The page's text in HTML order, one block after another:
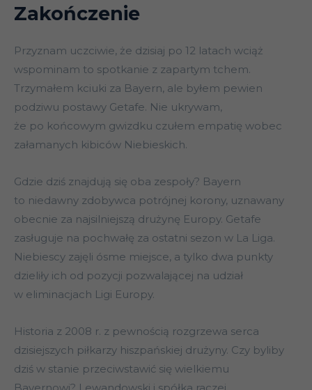
Zakończenie
Przyznam uczciwie, że dzisiaj po 12 latach wciąż
wspominam to spotkanie z zapartym tchem.
Trzymałem kciuki za Bayern, ale byłem pewien
podziwu postawy Getafe. Nie ukrywam,
że po końcowym gwizdku czułem empatię wobec
załamanych kibiców Niebieskich.
Gdzie dziś znajdują się oba zespoły? Bayern
to niedawny zdobywca potrójnej korony, uznawany
obecnie za najsilniejszą drużynę Europy. Getafe
zasługuje na pochwałę za ostatni sezon w La Liga.
Niebiescy zajęli ósme miejsce, a tylko dwa punkty
dzieliły ich od pozycji pozwalającej na udział
w eliminacjach Ligi Europy.
Historia z 2008 r. z pewnością rozgrzewa serca
dzisiejszych piłkarzy hiszpańskiej drużyny. Czy byliby
dziś w stanie przeciwstawić się wielkiemu